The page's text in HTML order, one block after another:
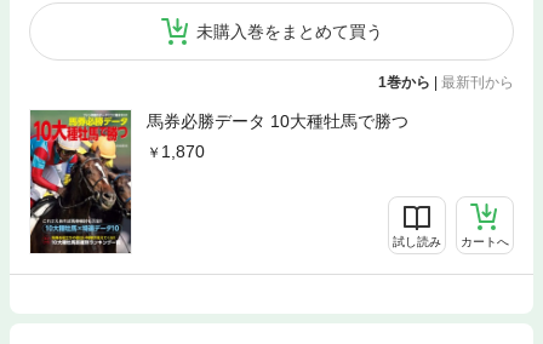
未購入巻をまとめて買う
1巻から | 最新刊から
馬券必勝データ 10大種牡馬で勝つ
1,870
試し読み カートへ